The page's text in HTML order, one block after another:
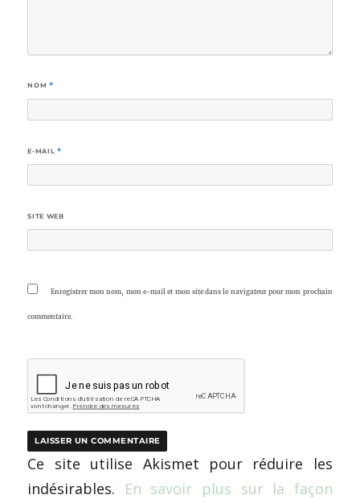
NOM *
E-MAIL *
SITE WEB
Enregistrer mon nom, mon e-mail et mon site dans le navigateur pour mon prochain
commentaire.
Ce site utilise Akismet pour réduire les
indésirables. En savoir plus sur la façon